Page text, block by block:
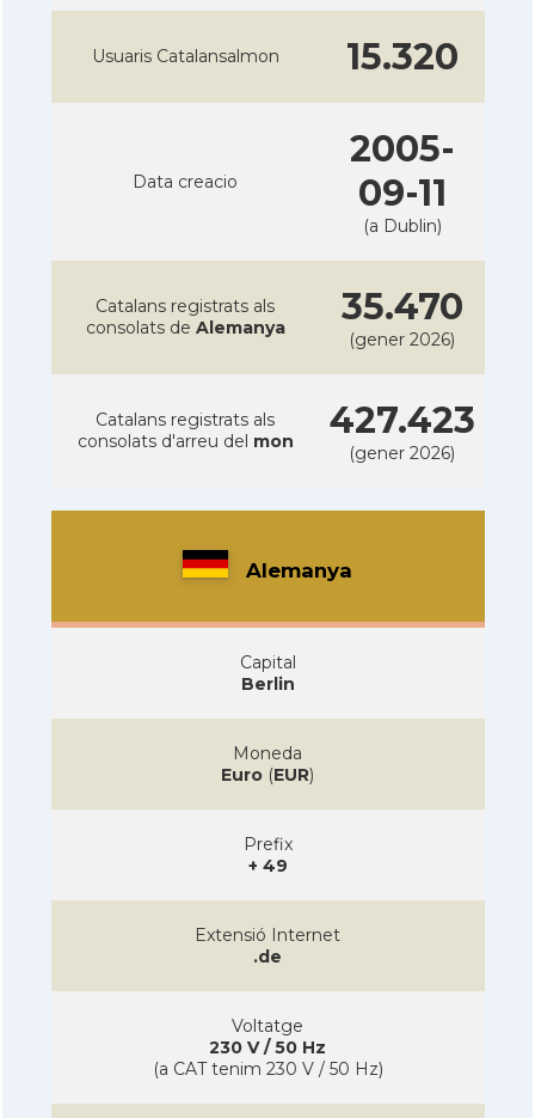
Usuaris Catalansalmon 15.320
Data creacio
2005-
09-11
(a Dublin)
Catalans registrats als
consolats de Alemanya 35.470
(gener 2026)
Catalans registrats als
consolats d'arreu del mon 427.423
(gener 2026)
Alemanya
Capital
Berlin
Moneda
Euro (EUR)
Prefix
+ 49
Extensió Internet
.de
Voltatge
230 V / 50 Hz
(a CAT tenim 230 V / 50 Hz)